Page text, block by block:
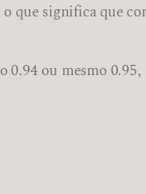
significa que
ou mesmo